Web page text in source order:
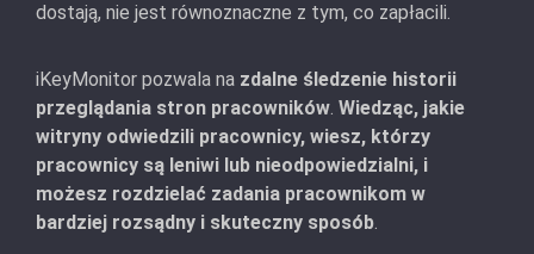
dostają, nie jest równoznaczne z tym, co zapłacili.
iKeyMonitor pozwala na zdalne śledzenie historii
przeglądania stron pracowników. Wiedząc, jakie
witryny odwiedzili pracownicy, wiesz, którzy
pracownicy są leniwi lub nieodpowiedzialni, i
możesz rozdzielać zadania pracownikom w
bardziej rozsądny i skuteczny sposób.